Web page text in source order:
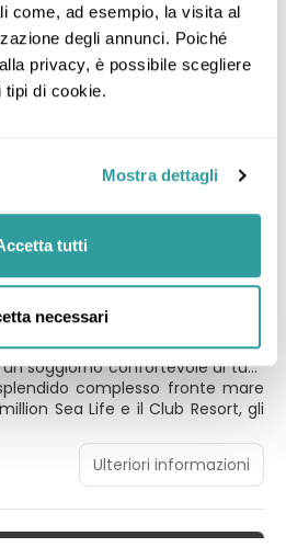
come, ad esempio, la visita al
degli annunci. Poiché
privacy, è possibile scegliere
tipi di cookie.
Mostra dettagli
tutti
necessari
Resort & Aqua
13,6 km dal centro
El Sheikh 00000
Park è un resort a 5 stelle per
Nabq Bay, a Sharm El
e suite per famiglie dal
soggiorno confortevole di tutti
complesso fronte mare
Sea Life e il Club Resort, gli
sul Mar Rosso. Il fiore
l'Aqua Park, ricco di una vasta
giochi d'acqua, adatti sia agli
il suo divertimento senza fine e
esperienze memorabili, il
Ulteriori informazioni